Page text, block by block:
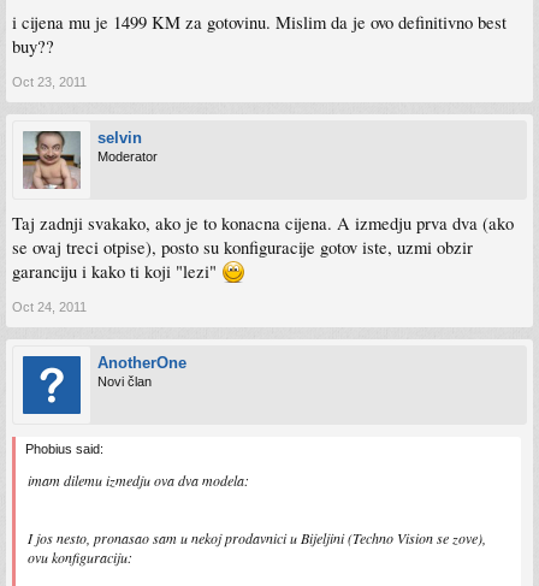
i cijena mu je 1499 KM za gotovinu. Mislim da je ovo definitivno best
buy??
Oct 23, 2011
selvin
Moderator
Taj zadnji svakako, ako je to konacna cijena. A izmedju prva dva (ako
se ovaj treci otpise), posto su konfiguracije gotov iste, uzmi obzir
garanciju i kako ti koji "lezi"
Oct 24, 2011
AnotherOne
Novi član
Phobius said:
imam dilemu izmedju ova dva modela:
I jos nesto, pronasao sam u nekoj prodavnici u Bijeljini (Techno Vision se zove),
ovu konfiguraciju: